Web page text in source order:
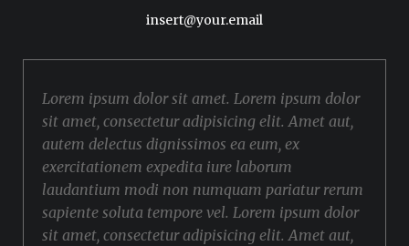
insert@your.email
Lorem ipsum dolor sit amet. Lorem ipsum dolor
sit amet, consectetur adipisicing elit. Amet aut,
autem delectus dignissimos ea eum, ex
exercitationem expedita iure laborum
laudantium modi non numquam pariatur rerum
sapiente soluta tempore vel. Lorem ipsum dolor
sit amet, consectetur adipisicing elit. Amet aut,